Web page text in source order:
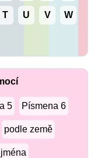
T U V W
5 Písmena 6
podle země